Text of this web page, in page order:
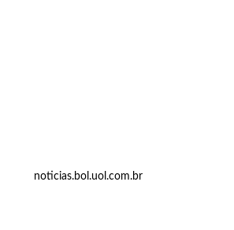
noticias.bol.uol.com.br